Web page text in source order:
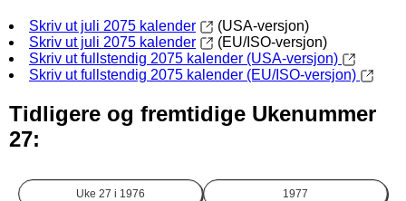
Skriv ut juli 2075 kalender
(USA-versjon)
Skriv ut juli 2075 kalender
(EU/ISO-versjon)
Skriv ut fullstendig 2075 kalender (USA-versjon)
Skriv ut fullstendig 2075 kalender (EU/ISO-versjon)
Tidligere og fremtidige Ukenummer
27:
Uke 27 i 1976 1977